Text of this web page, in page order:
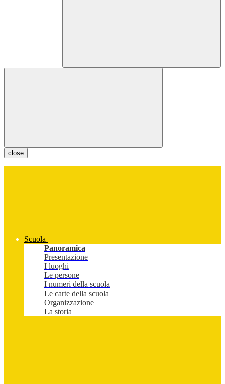
close
Scuola
Panoramica
Presentazione
I luoghi
Le persone
I numeri della scuola
Le carte della scuola
Organizzazione
La storia